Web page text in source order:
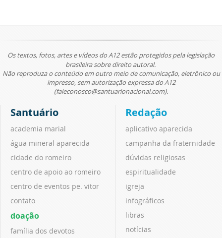
Os textos, fotos, artes e vídeos do A12 estão protegidos pela legislação
brasileira sobre direito autoral.
Não reproduza o conteúdo em outro meio de comunicação, eletrônico ou
impresso, sem autorização expressa do A12
(faleconosco@santuarionacional.com).
Santuário
academia marial
água mineral aparecida
cidade do romeiro
centro de apoio ao romeiro
centro de eventos pe. vitor
contato
doação
família dos devotos
Redação
aplicativo aparecida
campanha da fraternidade
dúvidas religiosas
espiritualidade
igreja
infográficos
libras
notícias